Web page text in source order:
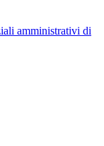
amministrativi di